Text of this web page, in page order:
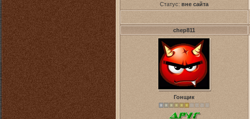
Статус: вне сайта
chep811
Гонщик